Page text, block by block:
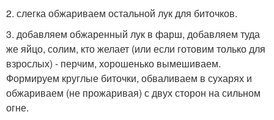
2. слегка обжариваем остальной лук для биточков.
3. добавляем обжаренный лук в фарш, добавляем туда
же яйцо, солим, кто желает (или если готовим только для
взрослых) - перчим, хорошенько вымешиваем.
Формируем круглые биточки, обваливаем в сухарях и
обжариваем (не прожаривая) с двух сторон на сильном
огне.